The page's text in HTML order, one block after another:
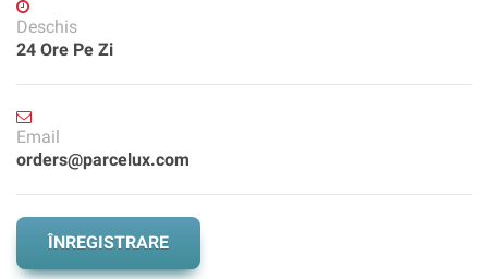
Deschis
24 Ore Pe Zi
Email
orders@parcelux.com
ÎNREGISTRARE